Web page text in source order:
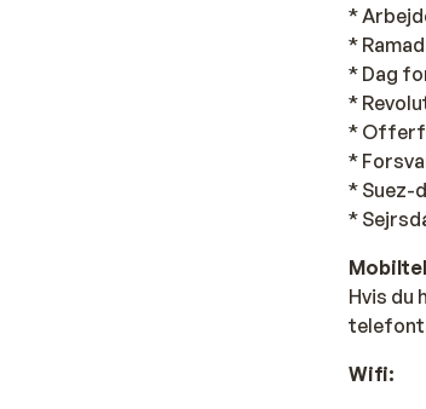
*
*
* Dag
*
*
*
* Suez-
*
Hvis du
Wifi: